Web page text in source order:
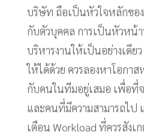
บริษัท ถือเป็นหัวใจหลักของ
กับตัวบุคคล การเป็นหัวหน้
บริหารงานให้เป็นอย่างเดีย
ให้ได้ด้วย ควรลองหาโอก
กับคนในทีมอยู่เสมอ เพื่อที่จ
และคนที่มีความสามารถไ
เตือน Workload ที่ควรสังเ